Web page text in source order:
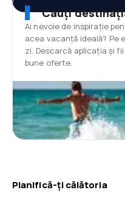
Cauți
Ai nevoie de inspirație
acea vacanță ideală? Pe
zi. Descarcă aplicația și
bune oferte.
Planifică-ți călătoria